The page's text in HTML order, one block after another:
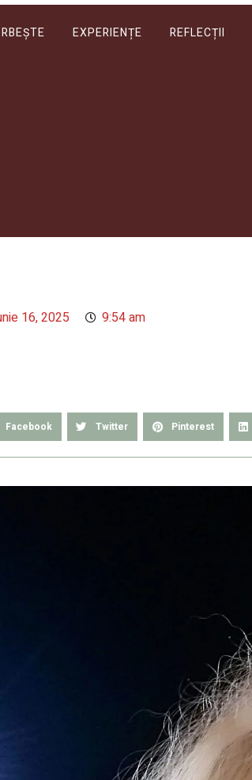
EXPERIENȚE REFLECȚII
16, 2025 9:54 am
Facebook Twitter Pinterest